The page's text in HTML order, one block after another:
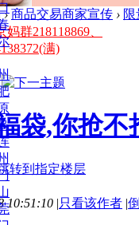
› 商品交易商家宣传 ›
妈群218118869、
满)
袋,你抢不
10:51:10 |只看该作者 |